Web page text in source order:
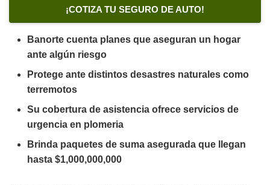
¡COTIZA TU SEGURO DE AUTO!
Banorte cuenta planes que aseguran un hogar
ante algún riesgo
Protege ante distintos desastres naturales como
terremotos
Su cobertura de asistencia ofrece servicios de
urgencia en plomeria
Brinda paquetes de suma asegurada que llegan
hasta $1,000,000,000